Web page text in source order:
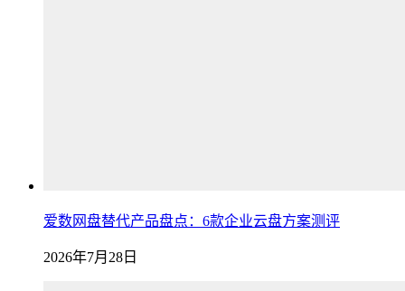
爱数网盘替代产品盘点：6款企业云盘方案测评
2026年7月28日